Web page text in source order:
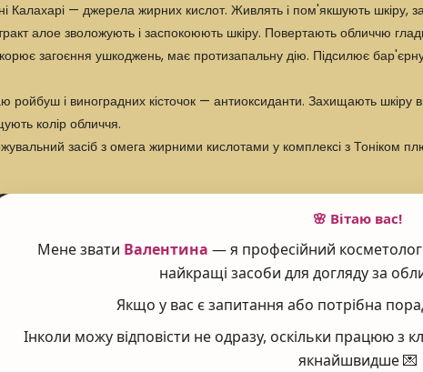
Калахарі — джерела жирних кислот. Живлять і пом'якшують шкіру,
алое зволожують і заспокоюють шкіру. Повертають обличчю
загоєння ушкоджень, має протизапальну дію. Підсилює
ройбуш і виноградних кісточок — антиоксиданти. Захищають шкіру
колір обличчя.
засіб з омега жирними кислотами у комплексі з Тоніком
Cleanser C6і скористайтеся тоніком Toner Plus T6. На злегка
один-два рази на день після вмивання та тонізації.
Leaf Extract, Sclerocarya Birrea (Marula) Seed Oil, Squalane,
🌸 Вітаю вас!
Мене звати Валентина — я професійний косметолог
найкращі засоби для догляду за
Якщо у вас є запитання або потрібна
Інколи можу відповісти не одразу, оскільки працюю з
якнайшвидше 💌